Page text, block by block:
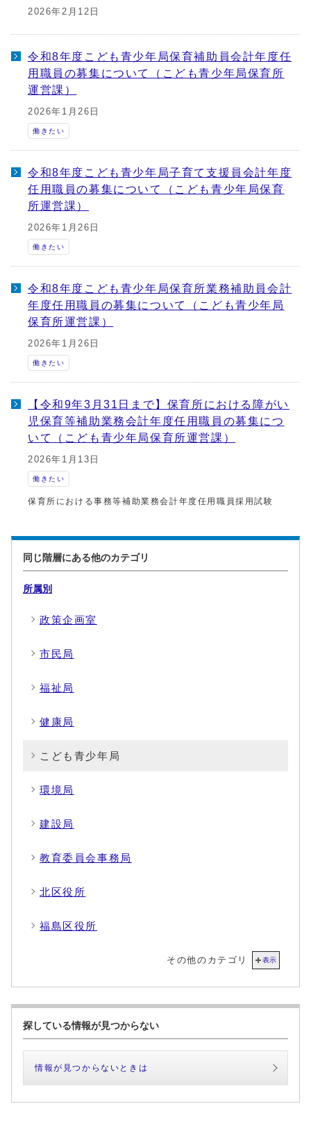
2026年2月12日
令和8年度こども青少年局保育補助員会計年度任
用職員の募集について（こども青少年局保育所
運営課）
2026年1月26日
働きたい
令和8年度こども青少年局子育て支援員会計年度
任用職員の募集について（こども青少年局保育
所運営課）
2026年1月26日
働きたい
令和8年度こども青少年局保育所業務補助員会計
年度任用職員の募集について（こども青少年局
保育所運営課）
2026年1月26日
働きたい
【令和9年3月31日まで】保育所における障がい
児保育等補助業務会計年度任用職員の募集につ
いて（こども青少年局保育所運営課）
2026年1月13日
働きたい
保育所における事務等補助業務会計年度任用職員採用試験
同じ階層にある他のカテゴリ
所属別
政策企画室
市民局
福祉局
健康局
こども青少年局
環境局
建設局
教育委員会事務局
北区役所
福島区役所
その他のカテゴリ 表示
探している情報が見つからない
情報が見つからないときは